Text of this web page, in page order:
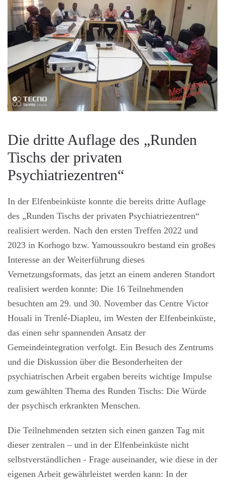
Die dritte Auflage des „Runden
Tischs der privaten
Psychiatriezentren“
In der Elfenbeinküste konnte die bereits dritte Auflage
des „Runden Tischs der privaten Psychiatriezentren“
realisiert werden. Nach den ersten Treffen 2022 und
2023 in Korhogo bzw. Yamoussoukro bestand ein großes
Interesse an der Weiterführung dieses
Vernetzungsformats, das jetzt an einem anderen Standort
realisiert werden konnte: Die 16 Teilnehmenden
besuchten am 29. und 30. November das Centre Victor
Houali in Trenlé-Diapleu, im Westen der Elfenbeinküste,
das einen sehr spannenden Ansatz der
Gemeindeintegration verfolgt. Ein Besuch des Zentrums
und die Diskussion über die Besonderheiten der
psychiatrischen Arbeit ergaben bereits wichtige Impulse
zum gewählten Thema des Runden Tischs: Die Würde
der psychisch erkrankten Menschen.
Die Teilnehmenden setzten sich einen ganzen Tag mit
dieser zentralen – und in der Elfenbeinküste nicht
selbstverständlichen - Frage auseinander, wie diese in der
eigenen Arbeit gewährleistet werden kann: In der